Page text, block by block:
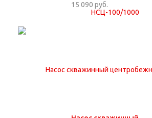
15 090 руб.